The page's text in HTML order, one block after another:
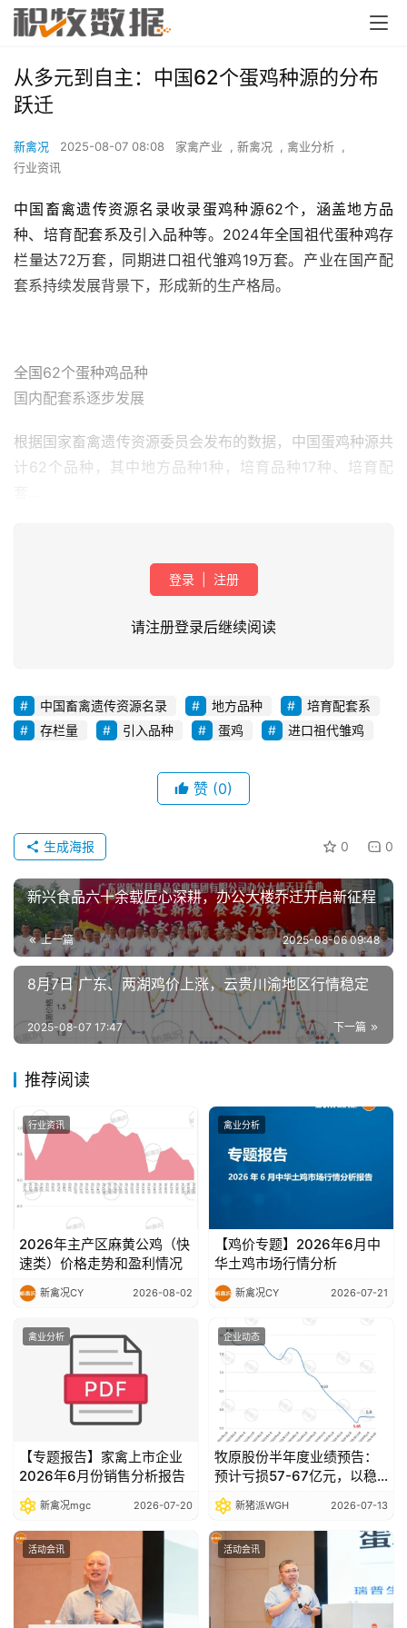
资
析
报
告
据
表
今
猪
价
从多元到自主：中国62个蛋鸡种源的分布
跃迁
新禽况 2025-08-07 08:08 家禽产业 , 新禽况 , 禽业分析
,
行业资讯
中国畜禽遗传资源名录收录蛋鸡种源62个，涵盖地方品
种、培育配套系及引入品种等。2024年全国祖代蛋种鸡存
栏量达72万套，同期进口祖代雏鸡19万套。产业在国产配
套系持续发展背景下，形成新的生产格局。
全国62个蛋种鸡品种
国内配套系逐步发展
根据国家畜禽遗传资源委员会发布的数据，中国蛋鸡种源共
计62个品种，其中地方品种1种，培育品种17种、培育配
登录 注册
请注册登录后继续阅读
中国畜禽遗传资源名录 地方品种
培育配套系
存栏量
引入品种 蛋鸡 进口祖代雏鸡
赞 (0)
0 0
生成海报
新兴食品六十余载匠心深耕，办公大楼乔迁开启新征程
上一篇 2025-08-06 09:48
8月7日 广东、两湖鸡价上涨，云贵川渝地区行情稳定
下一篇
2025-08-07 17:47
推荐阅读
行业资讯
2026年主产区麻黄公鸡（快
速类）价格走势和盈利情况
新禽况CY 2026-08-02
禽业分析
【鸡价专题】2026年6月中
华土鸡市场行情分析
新禽况CY 2026-07-21
禽业分析
【专题报告】家禽上市企业
2026年6月份销售分析报告
新禽况mgc 2026-07-20
企业动态
牧原股份半年度业绩预告：
预计亏损57-67亿元，以稳
健经营穿越行业波动
新猪派WGH 2026-07-13
活动会讯 活动会讯